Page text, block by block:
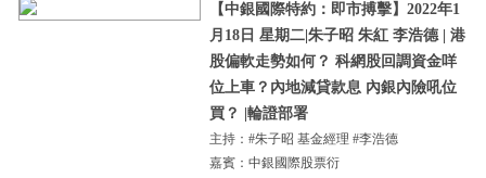
【中銀國際特約：即市搏擊】2022年1
月18日 星期二|朱子昭 朱紅 李浩德 | 港
股偏軟走勢如何？ 科網股回調資金咩
位上車？內地減貸款息 內銀內險吼位
買？ |輪證部署
主持：#朱子昭 基金經理 #李浩德
嘉賓：中銀國際股票衍